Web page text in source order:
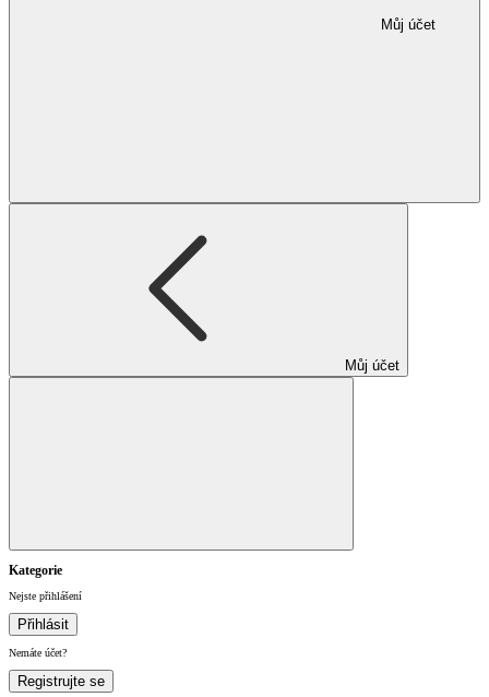
Můj účet
Můj účet
Kategorie
Nejste přihlášení
Přihlásit
Nemáte účet?
Registrujte se